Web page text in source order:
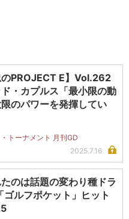
のPROJECT E】Vol.262
・カプルス「最小限の動
のパワーを発揮してい
トーナメント 月刊GD
2025.7.16
のは話題の変わり種ドラ
ゴルフポケット」ヒット